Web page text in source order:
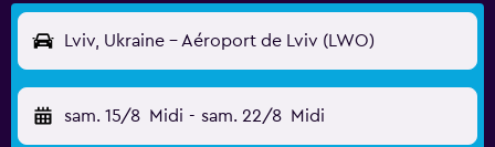
Lviv, Ukraine - Aéroport de Lviv (LWO)
sam. 15/8 Midi - sam. 22/8 Midi